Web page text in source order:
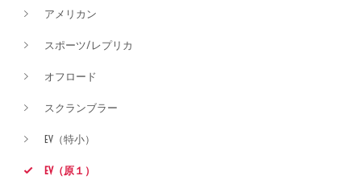
アメリカン
スポーツ/レプリカ
オフロード
スクランブラー
EV（特小）
EV（原１）